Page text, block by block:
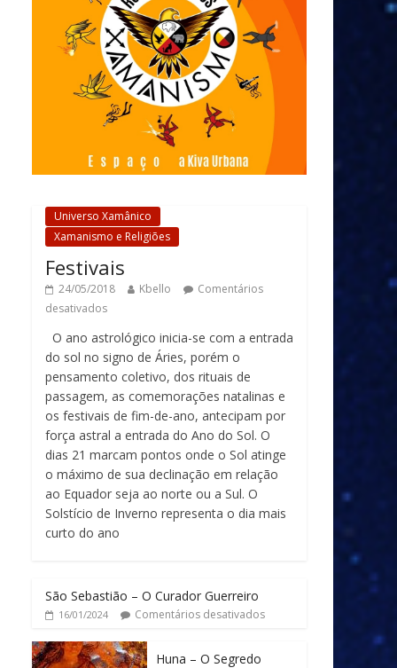
Universo Xamânico
Xamanismo e Religiões
Festivais
24/05/2018 Kbello
Comentários
desativados
O ano astrológico inicia-se com a entrada
do sol no signo de Áries, porém o
pensamento coletivo, dos rituais de
passagem, as comemorações natalinas e
os festivais de fim-de-ano, antecipam por
força astral a entrada do Ano do Sol. O
dias 21 marcam pontos onde o Sol atinge
o máximo de sua declinação em relação
ao Equador seja ao norte ou a Sul. O
Solstício de Inverno representa o dia mais
curto do ano
São Sebastião – O Curador Guerreiro
16/01/2024 Comentários desativados
Huna – O Segredo